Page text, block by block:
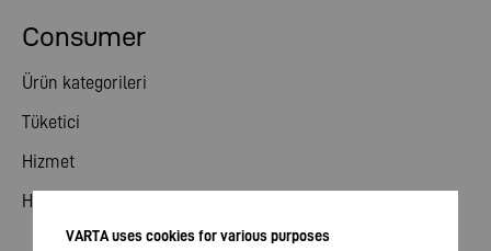
Consumer
Ürün kategorileri
Tüketici
Hizmet
Haberler
VARTA uses cookies for various purposes